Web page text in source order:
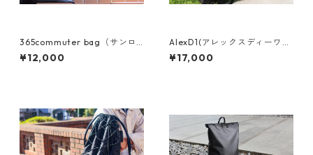
365commuter bag（サンロ
クゴコミューター）
¥12,000
AlexD1(アレックスディーワ
ン)
¥17,000